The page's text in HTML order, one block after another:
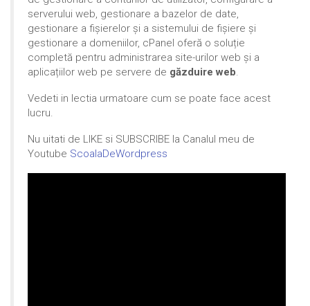
serverului web, gestionare a bazelor de date,
gestionare a fișierelor și a sistemului de fișiere și
gestionare a domeniilor, cPanel oferă o soluție
completă pentru administrarea site-urilor web și a
aplicațiilor web pe servere de găzduire web
Vedeti in lectia urmatoare cum se poate face acest
lucru.
Nu uitati de LIKE si SUBSCRIBE la Canalul meu de
Youtube ScoalaDeWordpress